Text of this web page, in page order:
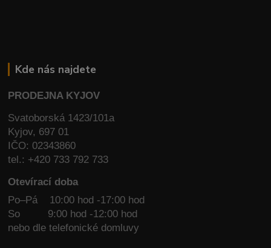
Kde nás najdete
PRODEJNA KYJOV
Svatoborská 1423/101a
Kyjov, 697 01
IČO: 02343860
tel.: +420 733 792 733
Otevírací doba
Po–Pá 10:00 hod -17:00 hod
So
9:00 hod -12:00 hod
nebo dle telefonické domluvy